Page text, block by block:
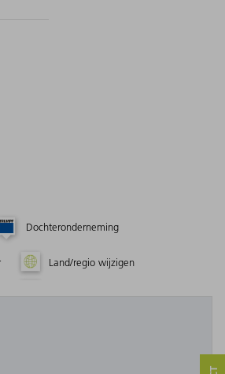
Dochteronderneming
Land/regio wijzigen